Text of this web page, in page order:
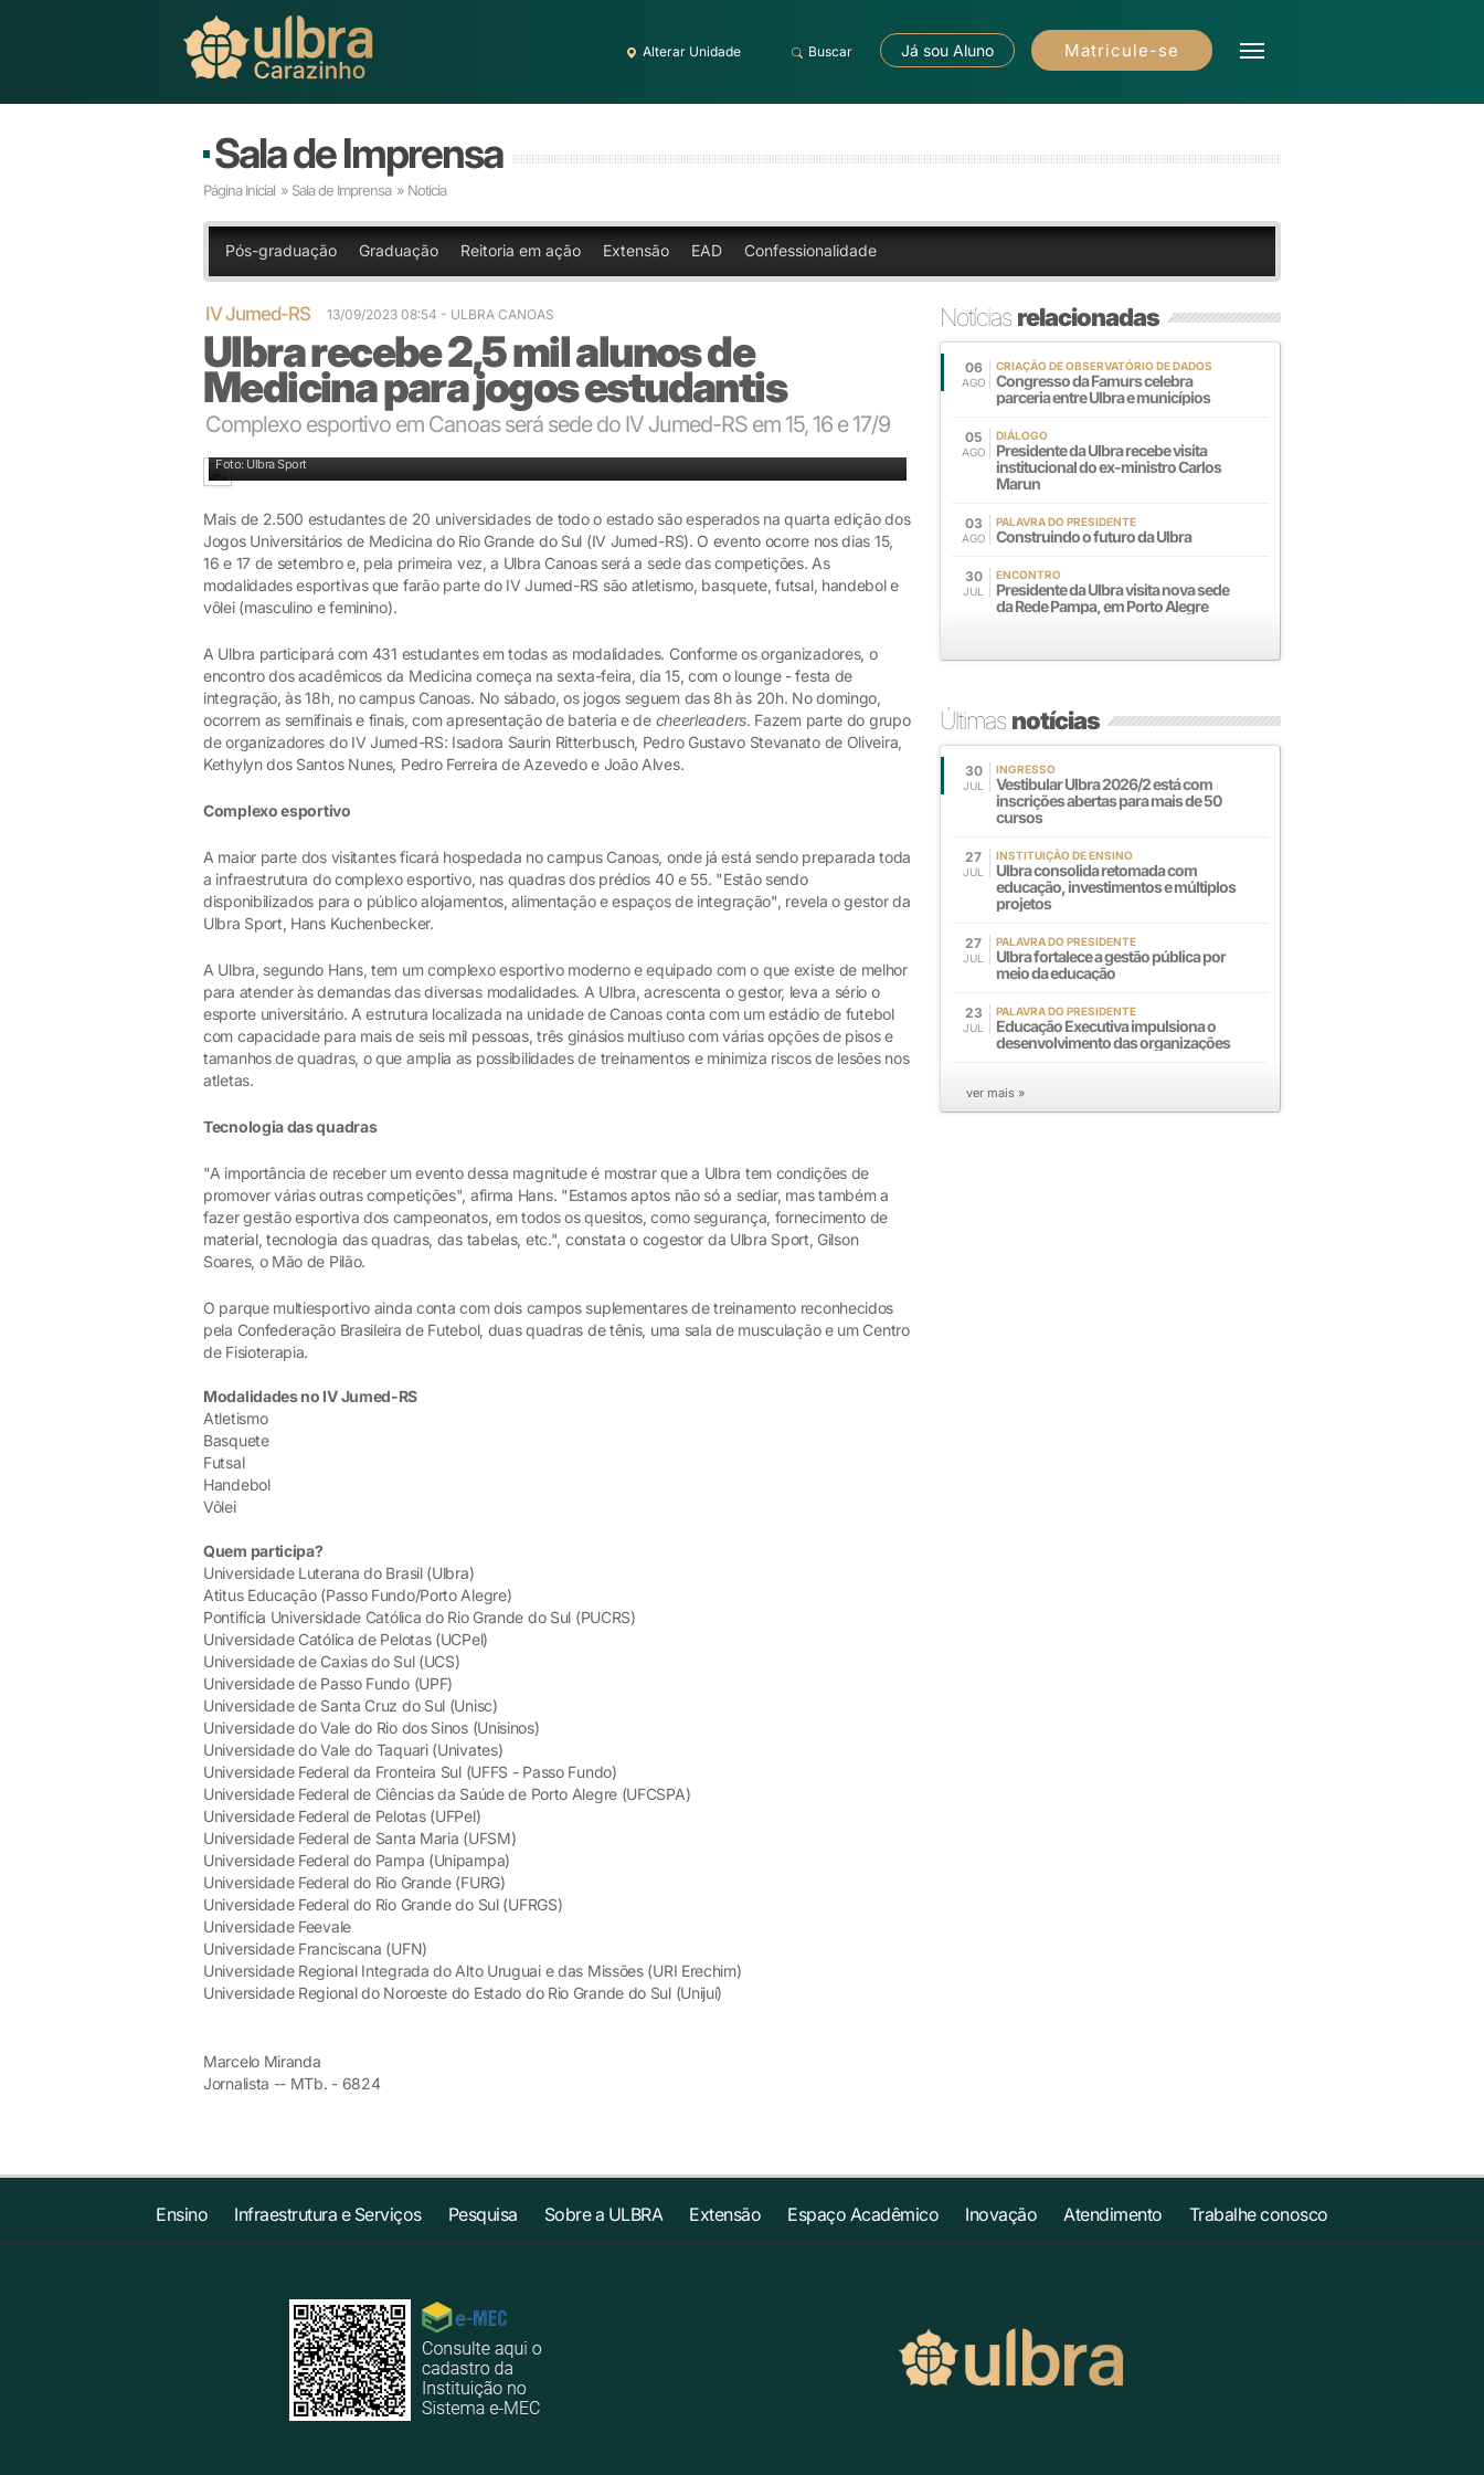
Alterar Unidade Buscar Já sou Aluno Matricule-se
Sala de Imprensa
Página Inicial » Sala de Imprensa » Notícia
Pós-graduação Graduação Reitoria em ação Extensão EAD Confessionalidade
IV Jumed-RS 13/09/2023 08:54 - ULBRA CANOAS
Ulbra recebe 2,5 mil alunos de
Medicina para jogos estudantis
Complexo esportivo em Canoas será sede do IV Jumed-RS em 15, 16 e 17/9
Foto: Ulbra Sport
Mais de 2.500 estudantes de 20 universidades de todo o estado são esperados na quarta edição dos
Jogos Universitários de Medicina do Rio Grande do Sul (IV Jumed-RS). O evento ocorre nos dias 15,
16 e 17 de setembro e, pela primeira vez, a Ulbra Canoas será a sede das competições. As
modalidades esportivas que farão parte do IV Jumed-RS são atletismo, basquete, futsal, handebol e
vôlei (masculino e feminino).
A Ulbra participará com 431 estudantes em todas as modalidades. Conforme os organizadores, o
encontro dos acadêmicos da Medicina começa na sexta-feira, dia 15, com o lounge - festa de
integração, às 18h, no campus Canoas. No sábado, os jogos seguem das 8h às 20h. No domingo,
ocorrem as semifinais e finais, com apresentação de bateria e de cheerleaders. Fazem parte do grupo
de organizadores do IV Jumed-RS: Isadora Saurin Ritterbusch, Pedro Gustavo Stevanato de Oliveira,
Kethylyn dos Santos Nunes, Pedro Ferreira de Azevedo e João Alves.
Complexo esportivo
A maior parte dos visitantes ficará hospedada no campus Canoas, onde já está sendo preparada toda
a infraestrutura do complexo esportivo, nas quadras dos prédios 40 e 55. "Estão sendo
disponibilizados para o público alojamentos, alimentação e espaços de integração", revela o gestor da
Ulbra Sport, Hans Kuchenbecker.
A Ulbra, segundo Hans, tem um complexo esportivo moderno e equipado com o que existe de melhor
para atender às demandas das diversas modalidades. A Ulbra, acrescenta o gestor, leva a sério o
esporte universitário. A estrutura localizada na unidade de Canoas conta com um estádio de futebol
com capacidade para mais de seis mil pessoas, três ginásios multiuso com várias opções de pisos e
tamanhos de quadras, o que amplia as possibilidades de treinamentos e minimiza riscos de lesões nos
atletas.
Tecnologia das quadras
"A importância de receber um evento dessa magnitude é mostrar que a Ulbra tem condições de
promover várias outras competições", afirma Hans. "Estamos aptos não só a sediar, mas também a
fazer gestão esportiva dos campeonatos, em todos os quesitos, como segurança, fornecimento de
material, tecnologia das quadras, das tabelas, etc.", constata o cogestor da Ulbra Sport, Gilson
Soares, o Mão de Pilão.
O parque multiesportivo ainda conta com dois campos suplementares de treinamento reconhecidos
pela Confederação Brasileira de Futebol, duas quadras de tênis, uma sala de musculação e um Centro
de Fisioterapia.
Modalidades no IV Jumed-RS
Atletismo
Basquete
Futsal
Handebol
Vôlei
Quem participa?
Universidade Luterana do Brasil (Ulbra)
Atitus Educação (Passo Fundo/Porto Alegre)
Pontifícia Universidade Católica do Rio Grande do Sul (PUCRS)
Universidade Católica de Pelotas (UCPel)
Universidade de Caxias do Sul (UCS)
Universidade de Passo Fundo (UPF)
Universidade de Santa Cruz do Sul (Unisc)
Universidade do Vale do Rio dos Sinos (Unisinos)
Universidade do Vale do Taquari (Univates)
Universidade Federal da Fronteira Sul (UFFS - Passo Fundo)
Universidade Federal de Ciências da Saúde de Porto Alegre (UFCSPA)
Universidade Federal de Pelotas (UFPel)
Universidade Federal de Santa Maria (UFSM)
Universidade Federal do Pampa (Unipampa)
Universidade Federal do Rio Grande (FURG)
Universidade Federal do Rio Grande do Sul (UFRGS)
Universidade Feevale
Universidade Franciscana (UFN)
Universidade Regional Integrada do Alto Uruguai e das Missões (URI Erechim)
Universidade Regional do Noroeste do Estado do Rio Grande do Sul (Unijuí)
Marcelo Miranda
Jornalista -- MTb. - 6824
Notíciasrelacionadas
06
AGO
CRIAÇÃO DE OBSERVATÓRIO DE DADOS
Congresso da Famurs celebra
parceria entre Ulbra e municípios
05
AGO
DIÁLOGO
Presidente da Ulbra recebe visita
institucional do ex-ministro Carlos
Marun
03
AGO
PALAVRA DO PRESIDENTE
Construindo o futuro da Ulbra
30
JUL
ENCONTRO
Presidente da Ulbra visita nova sede
da Rede Pampa, em Porto Alegre
Últimasnotícias
30
JUL
INGRESSO
Vestibular Ulbra 2026/2 está com
inscrições abertas para mais de 50
cursos
27
JUL
INSTITUIÇÃO DE ENSINO
Ulbra consolida retomada com
educação, investimentos e múltiplos
projetos
27
JUL
PALAVRA DO PRESIDENTE
Ulbra fortalece a gestão pública por
meio da educação
23
JUL
PALAVRA DO PRESIDENTE
Educação Executiva impulsiona o
desenvolvimento das organizações
ver mais »
Ensino Infraestrutura e Serviços Pesquisa Sobre a ULBRA Extensão Espaço Acadêmico Inovação Atendimento Trabalhe conosco